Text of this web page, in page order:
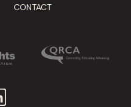
CONTACT